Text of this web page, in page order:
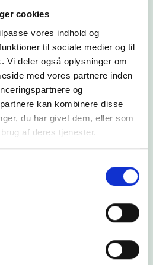
cookies
vores indhold og
til sociale medier og til
Vi deler også oplysninger om
med vores partnere inden
og
kan kombinere disse
du har givet dem, eller som
af deres tjenester.
Wärmepumpen für
auf.
keine
mehr ist —